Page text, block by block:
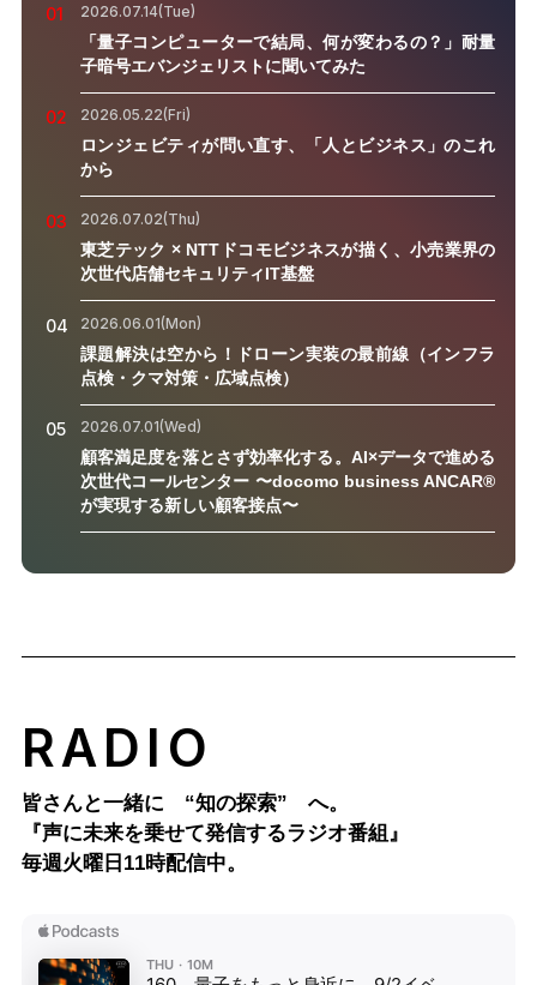
01 2026.07.14(Tue)
「量子コンピューターで結局、何が変わるの？」耐量
子暗号エバンジェリストに聞いてみた
02 2026.05.22(Fri)
ロンジェビティが問い直す、「人とビジネス」のこれ
から
03 2026.07.02(Thu)
東芝テック × NTTドコモビジネスが描く、小売業界の
次世代店舗セキュリティIT基盤
04 2026.06.01(Mon)
課題解決は空から！ドローン実装の最前線（インフラ
点検・クマ対策・広域点検）
05 2026.07.01(Wed)
顧客満足度を落とさず効率化する。AI×データで進める
次世代コールセンター 〜docomo business ANCAR®
が実現する新しい顧客接点〜
RADIO
皆さんと一緒に “知の探索” へ。
『声に未来を乗せて発信するラジオ番組』
毎週火曜日11時配信中。